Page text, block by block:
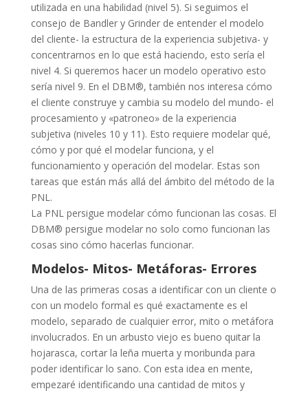
utilizada en una habilidad (nivel 5). Si seguimos el
consejo de Bandler y Grinder de entender el modelo
del cliente- la estructura de la experiencia subjetiva- y
concentrarnos en lo que está haciendo, esto sería el
nivel 4. Si queremos hacer un modelo operativo esto
sería nivel 9. En el DBM®, también nos interesa cómo
el cliente construye y cambia su modelo del mundo- el
procesamiento y «patroneo» de la experiencia
subjetiva (niveles 10 y 11). Esto requiere modelar qué,
cómo y por qué el modelar funciona, y el
funcionamiento y operación del modelar. Estas son
tareas que están más allá del ámbito del método de la
PNL.
La PNL persigue modelar cómo funcionan las cosas. El
DBM® persigue modelar no solo como funcionan las
cosas sino cómo hacerlas funcionar.
Modelos- Mitos- Metáforas- Errores
Una de las primeras cosas a identificar con un cliente o
con un modelo formal es qué exactamente es el
modelo, separado de cualquier error, mito o metáfora
involucrados. En un arbusto viejo es bueno quitar la
hojarasca, cortar la leña muerta y moribunda para
poder identificar lo sano. Con esta idea en mente,
empezaré identificando una cantidad de mitos y